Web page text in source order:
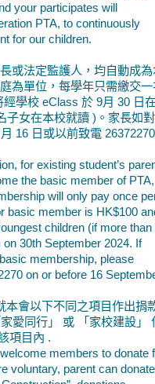
your participates will
PTA, to continuously
for our children.
或法定監護人，均自動成為
為單位，每學年只需繳交一
學校 eClass 於 9月 30 日
子女在本校就讀 )。家長如對
16 日或以前致電 26372270
for existing student’s
the basic member of PTA,
will only pay once
basic member is HK$100
children (if more than
30th September 2024. If
membership, please
on or before 16
本會以下不同之項目作出捐
愛同行」 或 「家校建設」
項目內 .
members to donate
voluntary, parent can donate